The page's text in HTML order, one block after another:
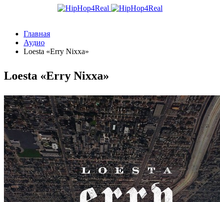
Главная
Аудио
Loesta «Erry Nixxa»
Loesta «Erry Nixxa»